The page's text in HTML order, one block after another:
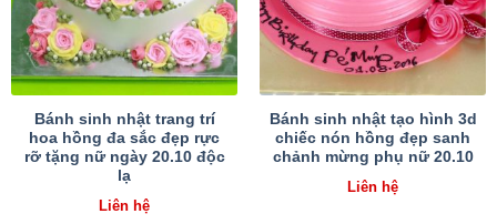
Bánh sinh nhật trang trí
hoa hồng đa sắc đẹp rực
rỡ tặng nữ ngày 20.10 độc
lạ
Liên hệ
Bánh sinh nhật tạo hình 3d
chiếc nón hồng đẹp sanh
chảnh mừng phụ nữ 20.10
Liên hệ